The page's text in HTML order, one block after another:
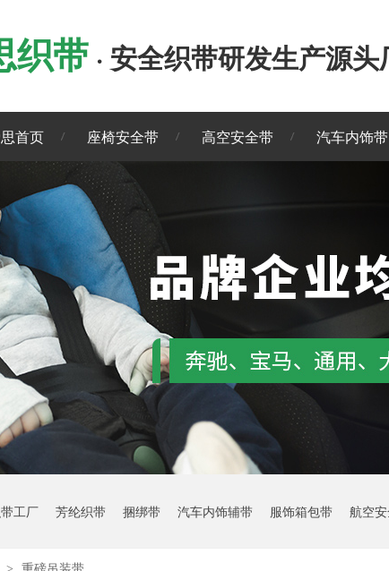
织带 · 安全织带研发生产源头
首页 座椅安全带 高空安全带 汽车内饰带
工厂 芳纶织带 捆绑带 汽车内饰辅带 服饰箱包带 航空
重磅吊装带